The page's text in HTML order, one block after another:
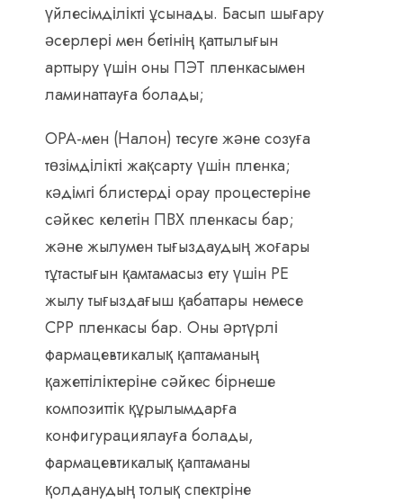
үйлесімділікті ұсынады. Басып шығару
әсерлері мен бетінің қаттылығын
арттыру үшін оны ПЭТ пленкасымен
ламинаттауға болады;
OPA-мен (Налон) тесуге және созуға
төзімділікті жақсарту үшін пленка;
кәдімгі блистерді орау процестеріне
сәйкес келетін ПВХ пленкасы бар;
және жылумен тығыздаудың жоғары
тұтастығын қамтамасыз ету үшін PE
жылу тығыздағыш қабаттары немесе
CPP пленкасы бар. Оны әртүрлі
фармацевтикалық қаптаманың
қажеттіліктеріне сәйкес бірнеше
композиттік құрылымдарға
конфигурациялауға болады,
фармацевтикалық қаптаманы
қолданудың толық спектріне